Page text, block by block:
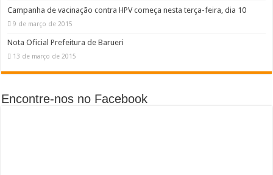
Campanha de vacinação contra HPV começa nesta terça-feira, dia 10
9 de março de 2015
Nota Oficial Prefeitura de Barueri
13 de março de 2015
Encontre-nos no Facebook